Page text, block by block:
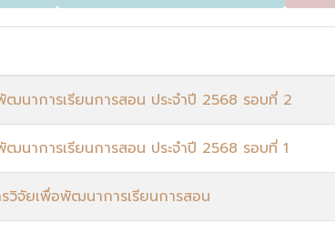
นาการเรียนการสอน ประจำปี 2568 รอบที่ 2
นาการเรียนการสอน ประจำปี 2568 รอบที่ 1
จัยเพื่อพัฒนาการเรียนการสอน